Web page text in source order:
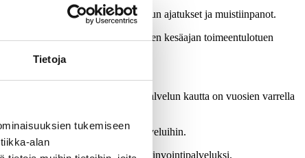
Tietoja
tukemiseen
alan
tai kommentointi, Aamun ajatukset ja muistiinpanot.
tai ohjeet opiskelijoiden kesäajan toimeentulotuen
liittyvät asiat. Facebook palvelun kautta on vuosien varrella
hakeutua tarvitsemiinsa palveluihin.
kaupungin viralliseksi hyvinvointipalveluksi.